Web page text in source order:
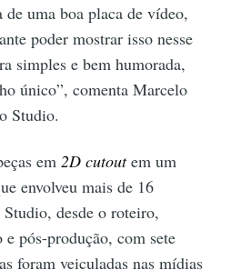
uma boa placa de vídeo,
poder mostrar isso nesse
simples e bem humorada,
único”, comenta Marcelo
Studio.
em 2D cutoutem um
envolveu mais de 16
desde o roteiro,
e pós-produção, com sete
foram veiculadas nas mídias